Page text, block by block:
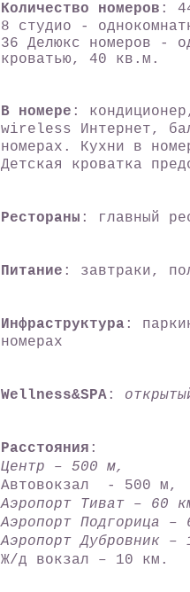
Количество номеров :
8 студио -
36 Делюкс номеров -
кроватью, 40 кв.м.
В номере :
wireless Интернет,
номерах. Кухни в
Детская кроватка
Рестораны : главный
Питание : завтраки,
Инфраструктура :
номерах
Wellness&SPA :
Расстояния :
Центр – 500 м,
Автовокзал - 500 м,
Аэропорт Тиват – 60
Аэропорт Подгорица –
Аэропорт Дубровник –
Ж/д вокзал – 10 км.